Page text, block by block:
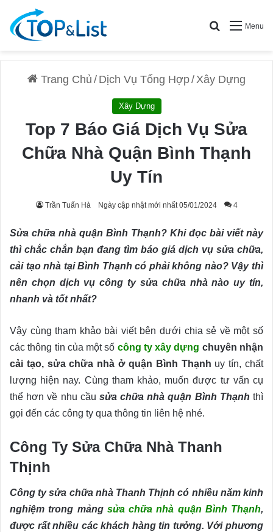
Menu
Search for
Trang Chủ / Dịch Vụ Tổng Hợp/Xây Dựng
Xây Dựng
Top 7 Báo Giá Dịch Vụ Sửa
Chữa Nhà Quận Bình Thạnh
Uy Tín
Trần Tuấn Hà Ngày cập nhật mới nhất 05/01/2024 4
Sửa chữa nhà quận Bình Thạnh? Khi đọc bài viết này
thì chắc chắn bạn đang tìm báo giá dịch vụ sửa chữa,
cải tạo nhà tại Bình Thạnh có phải không nào? Vậy thì
nên chọn dịch vụ công ty sửa chữa nhà nào uy tín,
nhanh và tốt nhất?
Vậy cùng tham khảo bài viết bên dưới chia sẻ về một số
các thông tin của một số công ty xây dựng chuyên nhận
cải tạo, sửa chữa nhà ở quận Bình Thạnh uy tín, chất
lượng hiện nay. Cùng tham khảo, muốn được tư vấn cụ
thể hơn về nhu cầu sửa chữa nhà quận Bình Thạnh thì
gọi đến các công ty qua thông tin liên hệ nhé.
Công Ty Sửa Chữa Nhà Thanh
Thịnh
Công ty sửa chữa nhà Thanh Thịnh có nhiều năm kinh
nghiệm trong mảng sửa chữa nhà quận Bình Thạnh,
được rất nhiều các khách hàng tin tưởng. Với phương